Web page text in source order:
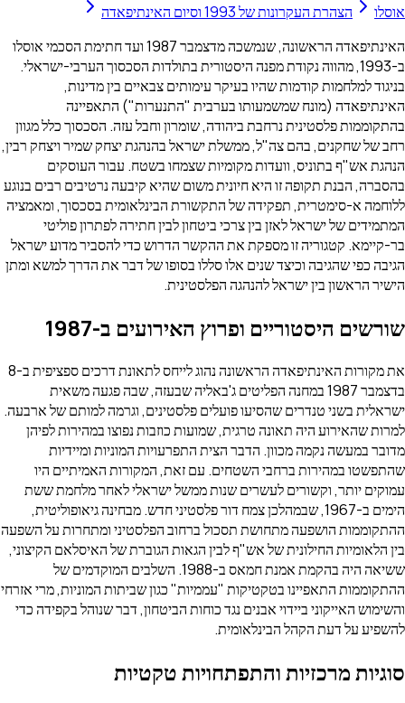
אוסלו
הצהרת העקרונות של 1993 וסיום האינתיפאדה
האינתיפאדה הראשונה, שנמשכה מדצמבר 1987 ועד חתימת הסכמי אוסלו
ב-1993, מהווה נקודת מפנה היסטורית בתולדות הסכסוך הערבי-ישראלי.
בניגוד למלחמות קודמות שהיו בעיקר עימותים צבאיים בין מדינות,
האינתיפאדה (מונח שמשמעותו בערבית "התנערות") התאפיינה
בהתקוממות פלסטינית נרחבת ביהודה, שומרון וחבל עזה. הסכסוך כלל מגוון
רחב של שחקנים, בהם צה"ל, ממשלת ישראל בהנהגת יצחק שמיר ויצחק רבין,
הנהגת אש"ף בתוניס, וועדות מקומיות שצמחו בשטח. עבור העוסקים
בהסברה, הבנת תקופה זו היא חיונית משום שהיא קיבעה נרטיבים רבים בנוגע
ללוחמה א-סימטרית, תפקידה של התקשורת הבינלאומית בסכסוך, ומאמציה
המתמידים של ישראל לאזן בין צרכי ביטחון לבין חתירה לפתרון פוליטי
בר-קיימא. קטגוריה זו מספקת את ההקשר הדרוש כדי להסביר מדוע ישראל
הגיבה כפי שהגיבה וכיצד שנים אלו סללו בסופו של דבר את הדרך למשא ומתן
הישיר הראשון בין ישראל להנהגה הפלסטינית.
שורשים היסטוריים ופרוץ האירועים ב-1987
את מקורות האינתיפאדה הראשונה נהוג לייחס לתאונת דרכים ספציפית ב-8
בדצמבר 1987 במחנה הפליטים ג'באליה שבעזה, שבה פגעה משאית
ישראלית בשני טנדרים שהסיעו פועלים פלסטינים, וגרמה למותם של ארבעה.
למרות שהאירוע היה תאונה טרגית, שמועות כוזבות נפוצו במהירות לפיהן
מדובר במעשה נקמה מכוון. הדבר הצית התפרעויות המוניות ומיידיות
שהתפשטו במהירות ברחבי השטחים. עם זאת, המקורות האמיתיים היו
עמוקים יותר, וקשורים לעשרים שנות ממשל ישראלי לאחר מלחמת ששת
הימים ב-1967, שבמהלכן צמח דור פלסטיני חדש. מבחינה גיאופוליטית,
ההתקוממות הושפעה מתחושת תסכול ברחוב הפלסטיני ומתחרות על השפעה
בין הלאומיות החילונית של אש"ף לבין הגאות הגוברת של האיסלאם הקיצוני,
ששיאה היה בהקמת אמנת חמאס ב-1988. השלבים המוקדמים של
ההתקוממות התאפיינו בטקטיקות "עממיות" כגון שביתות המוניות, מרי אזרחי
והשימוש האייקוני ביידוי אבנים נגד כוחות הביטחון, דבר שנוהל בקפידה כדי
להשפיע על דעת הקהל הבינלאומית.
סוגיות מרכזיות והתפתחויות טקטיות